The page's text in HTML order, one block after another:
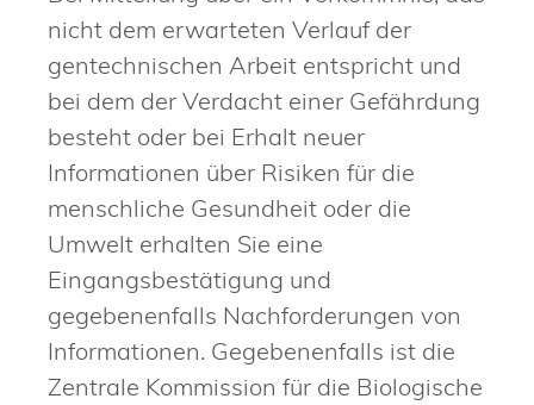
nicht dem erwarteten Verlauf der
gentechnischen Arbeit entspricht und
bei dem der Verdacht einer Gefährdung
besteht oder bei Erhalt neuer
Informationen über Risiken für die
menschliche Gesundheit oder die
Umwelt erhalten Sie eine
Eingangsbestätigung und
gegebenenfalls Nachforderungen von
Informationen. Gegebenenfalls ist die
Zentrale Kommission für die Biologische